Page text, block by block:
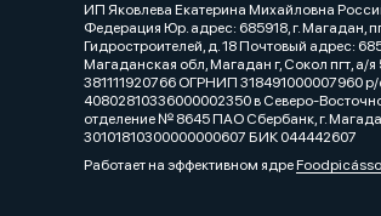
ИП Яковлева Екатерина Михайловна
Федерация Юр. адрес: 685918, г. Магадан,
Гидростроителей, д. 18 Почтовый адрес:
Магаданская обл, Магадан г, Сокол пгт, а/
381111920766 ОГРНИП 318491000007960 р/
40802810336000002350 в Северо-
отделение № 8645 ПАО Сбербанк, г.
30101810300000000607 БИК 044442607
Работает на эффективном ядреFoodpicásso